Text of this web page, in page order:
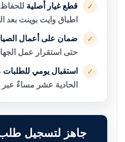
✓ قطع غيار أصلية
اطباق وايت بوينت بعد
✓ ضمان على أعمال
حتى استقرار عمل
✓ استقبال يومي للطلبات
الحادية عشر مساءً عبر
جاهز لتسجيل